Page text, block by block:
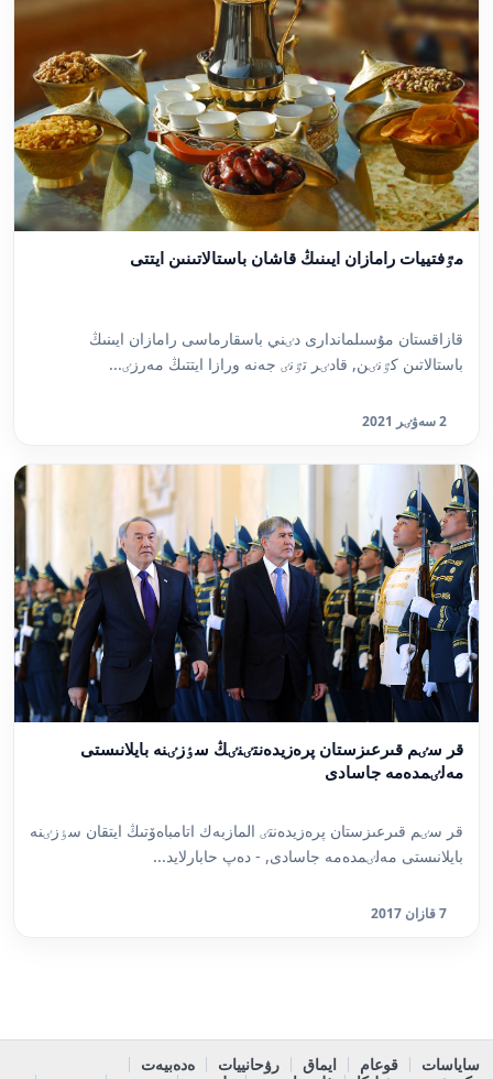
مٷفتييات رامازان ايىنىڭ قاشان باستالاتىنىن ايتتى
قازاقستان مۇسىلماندارى دٸني باسقارماسى رامازان ايىنىڭ
باستالاتىن كٷنٸن, قادٸر تٷنٸ جەنە ورازا ايتتىڭ مەرزٸ...
2 سەۋٸر 2021
قر سٸم قىرعىزستان پرەزيدەنتٸنٸڭ سٶزٸنە بايلانىستى
مەلٸمدەمە جاسادى
قر سٸم قىرعىزستان پرەزيدەنتٸ المازبەك اتامباەۆتىڭ ايتقان سٶزٸنە
بايلانىستى مەلٸمدەمە جاسادى, - دەپ حابارلايد...
7 قازان 2017
ساياسات قوعام ايماق رۋحانييات
ەدەبيەت